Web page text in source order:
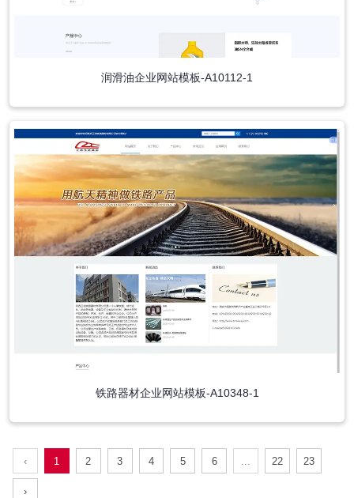
润滑油企业网站模板-A10112-1
铁路器材企业网站模板-A10348-1
‹ 1 2 3 4 5 6 ... 22 23
›